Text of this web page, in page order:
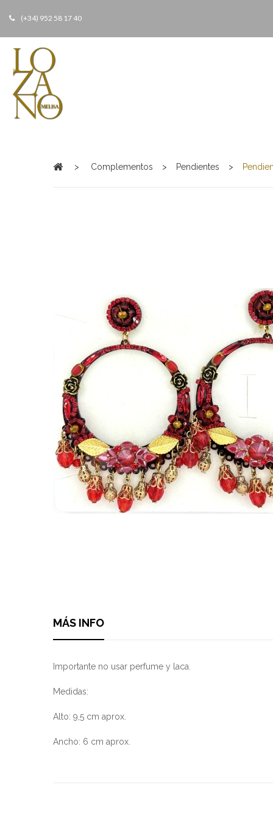
(+34) 952 58 17 40
> Complementos > Pendientes >
MÁS INFO
Importante no usar perfume y laca.
Medidas:
Alto: 9,5 cm aprox.
Ancho: 6 cm aprox.